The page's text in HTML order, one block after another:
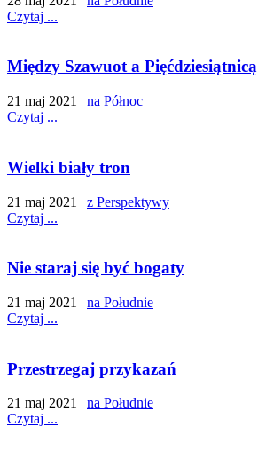
Czytaj ...
Między Szawuot a Pięćdziesiątnicą
21 maj 2021 | na Północ
Czytaj ...
Wielki biały tron
21 maj 2021 | z Perspektywy
Czytaj ...
Nie staraj się być bogaty
21 maj 2021 | na Południe
Czytaj ...
Przestrzegaj przykazań
21 maj 2021 | na Południe
Czytaj ...